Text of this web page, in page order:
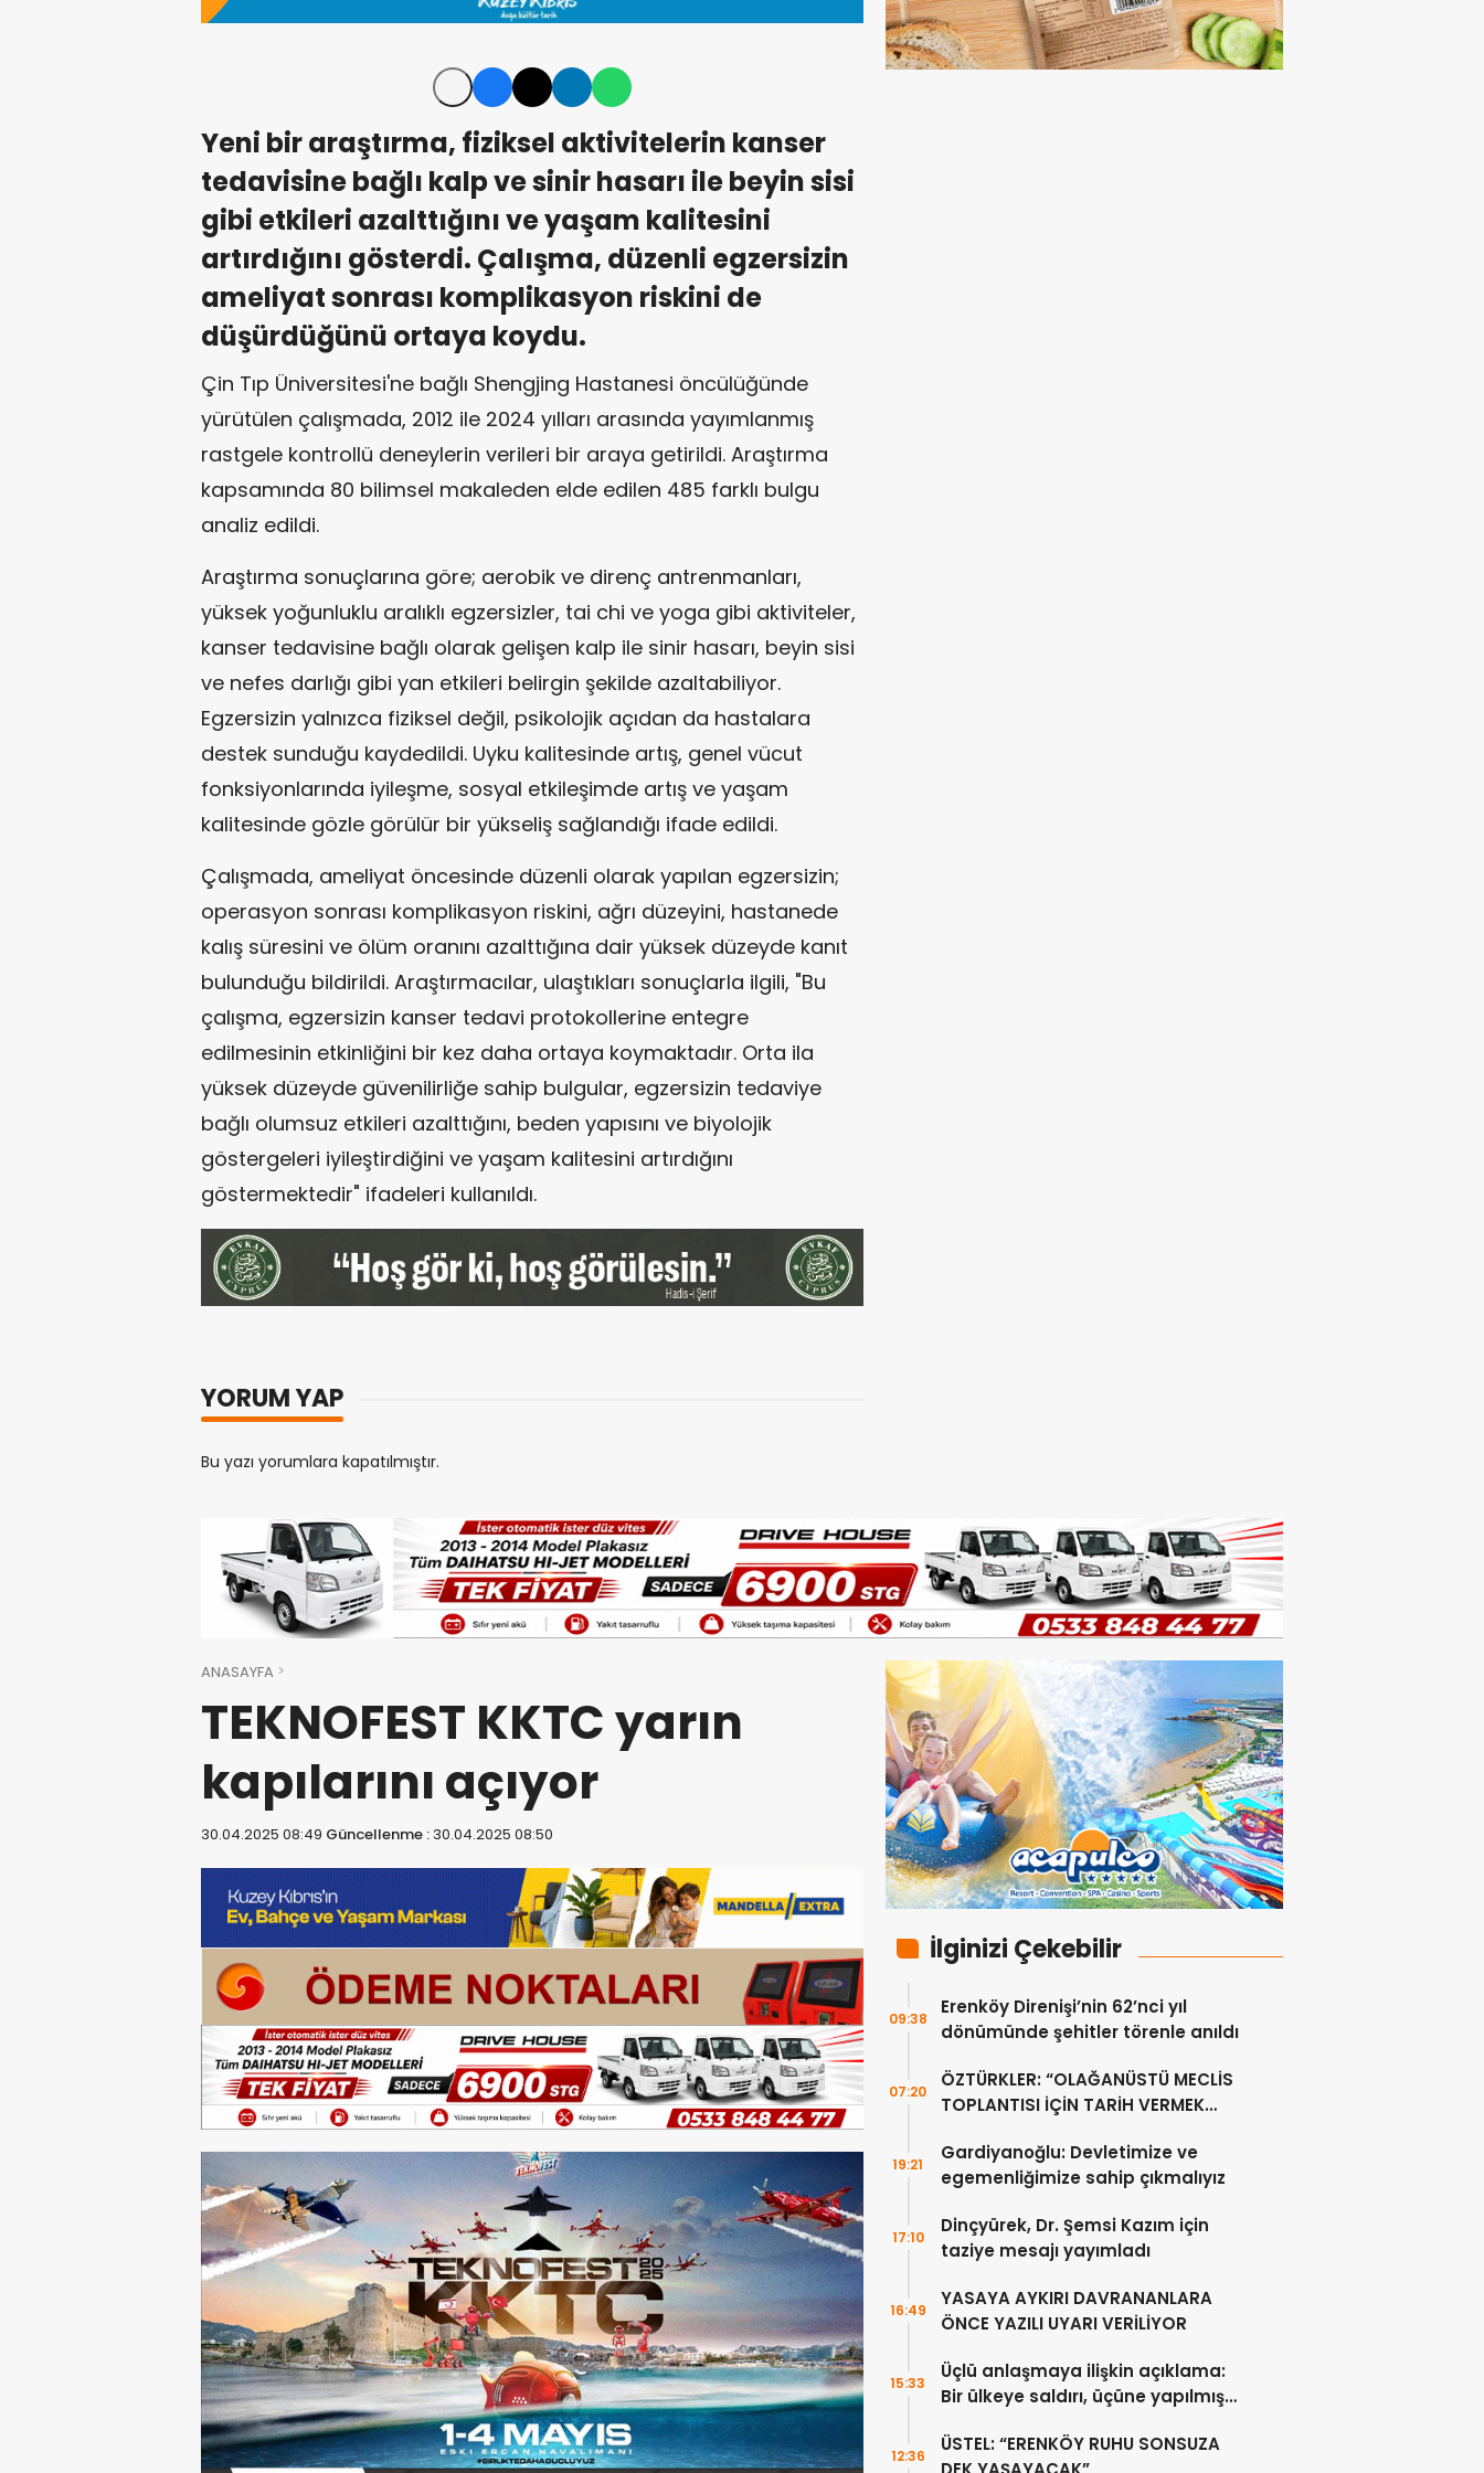
Yeni bir araştırma, fiziksel aktivitelerin kanser
tedavisine bağlı kalp ve sinir hasarı ile beyin sisi
gibi etkileri azalttığını ve yaşam kalitesini
artırdığını gösterdi. Çalışma, düzenli egzersizin
ameliyat sonrası komplikasyon riskini de
düşürdüğünü ortaya koydu.
Çin Tıp Üniversitesi'ne bağlı Shengjing Hastanesi öncülüğünde
yürütülen çalışmada, 2012 ile 2024 yılları arasında yayımlanmış
rastgele kontrollü deneylerin verileri bir araya getirildi. Araştırma
kapsamında 80 bilimsel makaleden elde edilen 485 farklı bulgu
analiz edildi.
Araştırma sonuçlarına göre; aerobik ve direnç antrenmanları,
yüksek yoğunluklu aralıklı egzersizler, tai chi ve yoga gibi aktiviteler,
kanser tedavisine bağlı olarak gelişen kalp ile sinir hasarı, beyin sisi
ve nefes darlığı gibi yan etkileri belirgin şekilde azaltabiliyor.
Egzersizin yalnızca fiziksel değil, psikolojik açıdan da hastalara
destek sunduğu kaydedildi. Uyku kalitesinde artış, genel vücut
fonksiyonlarında iyileşme, sosyal etkileşimde artış ve yaşam
kalitesinde gözle görülür bir yükseliş sağlandığı ifade edildi.
Çalışmada, ameliyat öncesinde düzenli olarak yapılan egzersizin;
operasyon sonrası komplikasyon riskini, ağrı düzeyini, hastanede
kalış süresini ve ölüm oranını azalttığına dair yüksek düzeyde kanıt
bulunduğu bildirildi. Araştırmacılar, ulaştıkları sonuçlarla ilgili, "Bu
çalışma, egzersizin kanser tedavi protokollerine entegre
edilmesinin etkinliğini bir kez daha ortaya koymaktadır. Orta ila
yüksek düzeyde güvenilirliğe sahip bulgular, egzersizin tedaviye
bağlı olumsuz etkileri azalttığını, beden yapısını ve biyolojik
göstergeleri iyileştirdiğini ve yaşam kalitesini artırdığını
göstermektedir" ifadeleri kullanıldı.
YORUM YAP
Bu yazı yorumlara kapatılmıştır.
ANASAYFA
TEKNOFEST KKTC yarın
kapılarını açıyor
30.04.2025 08:49 Güncellenme :30.04.2025 08:50
İlginizi Çekebilir
Erenköy Direnişi’nin 62’nci yıl
dönümünde şehitler törenle anıldı
09:38
ÖZTÜRKLER: “OLAĞANÜSTÜ MECLİS
TOPLANTISI İÇİN TARİH VERMEK
07:20
Gardiyanoğlu: Devletimize ve
egemenliğimize sahip çıkmalıyız
19:21
Dinçyürek, Dr. Şemsi Kazım için
taziye mesajı yayımladı
17:10
YASAYA AYKIRI DAVRANANLARA
ÖNCE YAZILI UYARI VERİLİYOR
16:49
Üçlü anlaşmaya ilişkin açıklama:
Bir ülkeye saldırı, üçüne yapılmış
15:33
ÜSTEL: “ERENKÖY RUHU SONSUZA
12:36